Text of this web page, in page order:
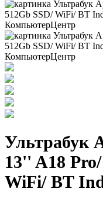
Ультрабук
13'' A18
WiFi/ BT